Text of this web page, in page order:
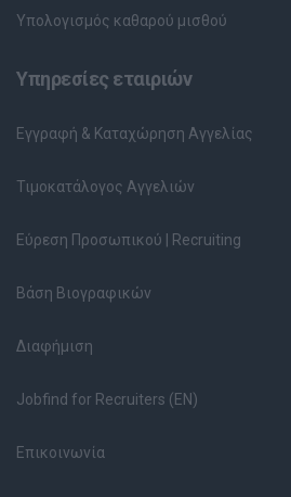
Υπολογισμός καθαρού μισθού
Υπηρεσίες εταιριών
Εγγραφή & Καταχώρηση Αγγελίας
Τιμοκατάλογος Αγγελιών
Εύρεση Προσωπικού | Recruiting
Βάση Βιογραφικών
Διαφήμιση
Jobfind for Recruiters (EN)
Επικοινωνία